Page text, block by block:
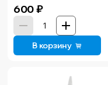
600₽
В корзину